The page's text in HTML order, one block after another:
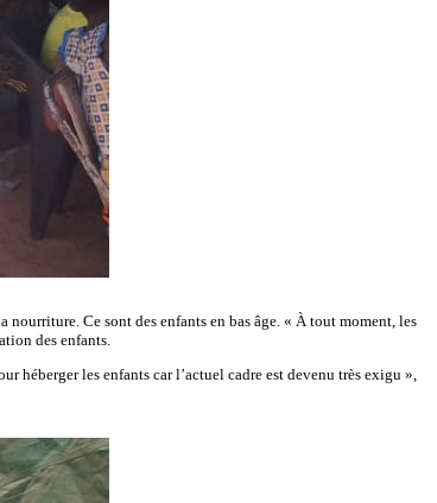
Ce sont des enfants en bas âge. « À tout moment, les
des enfants.
héberger les enfants car l’actuel cadre est devenu très exigu »,